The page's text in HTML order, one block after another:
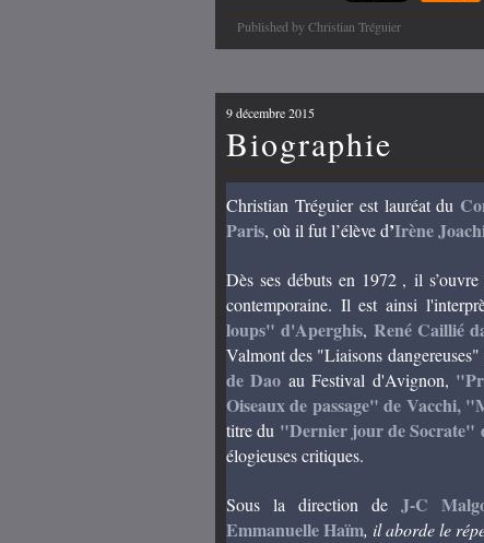
Published by Christian Tréguier
9 décembre 2015
Biographie
Christian Tréguier est lauréat du
Paris, où il fut l’élève d’Irène
Dès ses débuts en 1972 ,il
contemporaine. Il est ainsi
loups" d'Aperghis, René Caillié
Valmont des "Liaisons
de Dao au Festival d'Avignon,
Oiseaux de passage" de Vacchi,
titre du "Dernier jour de Socrate"
élogieuses critiques.
Sous la direction de J-C
Emmanuelle Haïm, il aborde le